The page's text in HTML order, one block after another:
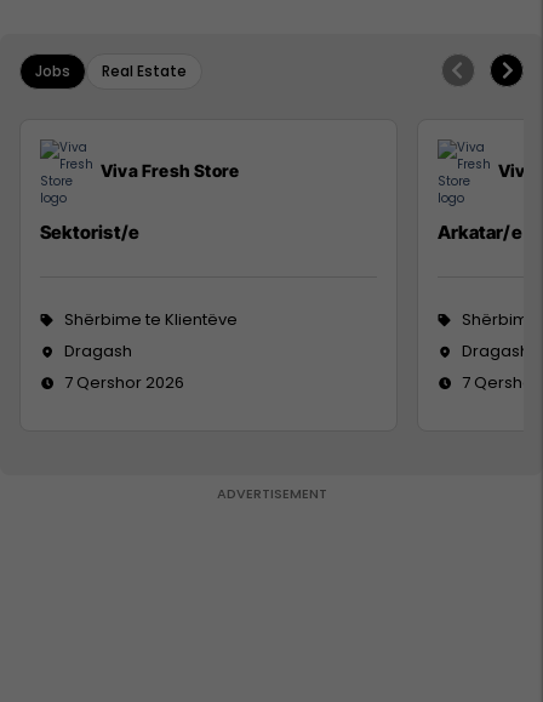
Jobs Real Estate
Viva Fresh Store
Sektorist/e
Shërbime te Klientëve
Dragash
7 Qershor 2026
Viva
Arkatar/e
Dragash
7